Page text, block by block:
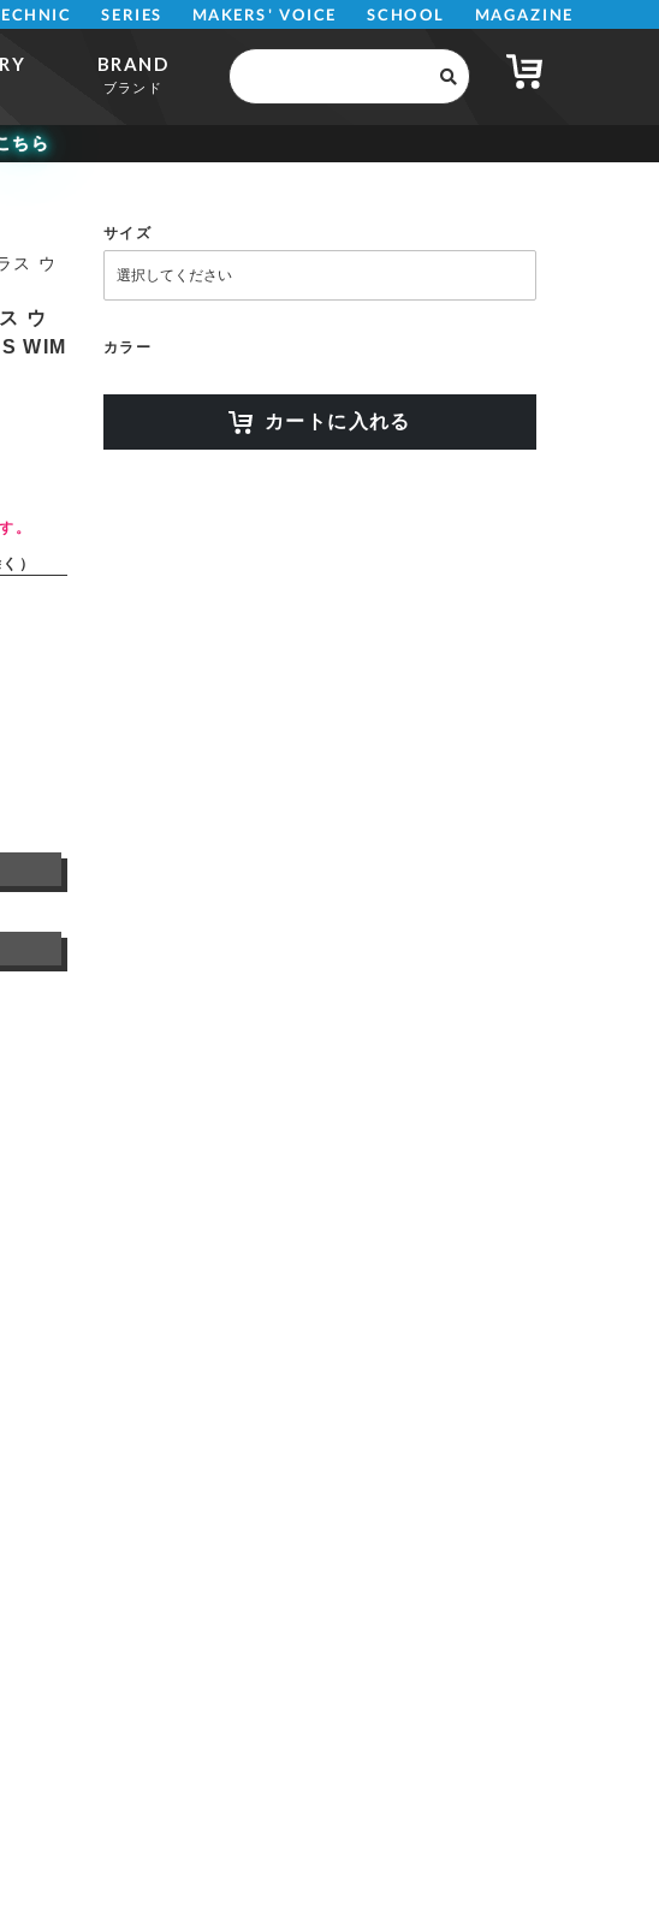
ちら
SERIES MAKERS' VOICE SCHOOL MAGAZINE
BRAND
ブランド
ス ウ
ウ
WIM
。
）
サイズ
カラー
カートに入れる